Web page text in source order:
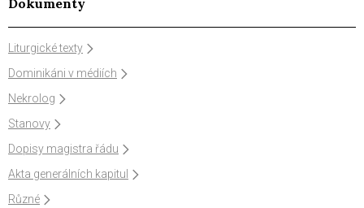
Dokumenty
Liturgické texty
Dominikáni v médiích
Nekrolog
Stanovy
Dopisy magistra řádu
Akta generálních kapitul
Různé